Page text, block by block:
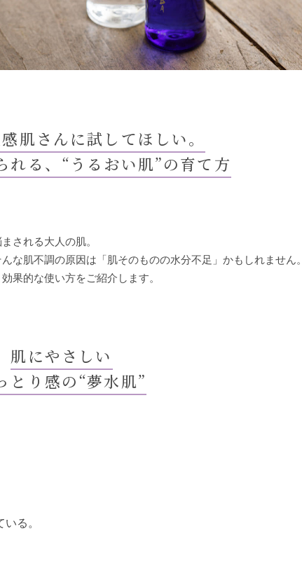
肌さんに試してほしい。
れる、“うるおい肌”の育て方
される大人の肌。
な肌不調の原因は「肌そのものの水分不足」かもしれません。
果的な使い方をご紹介します。
肌にやさしい
とり感の“夢水肌”
る。